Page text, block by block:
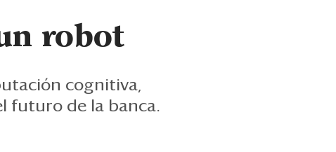
robot
cognitiva,
futuro de la banca.